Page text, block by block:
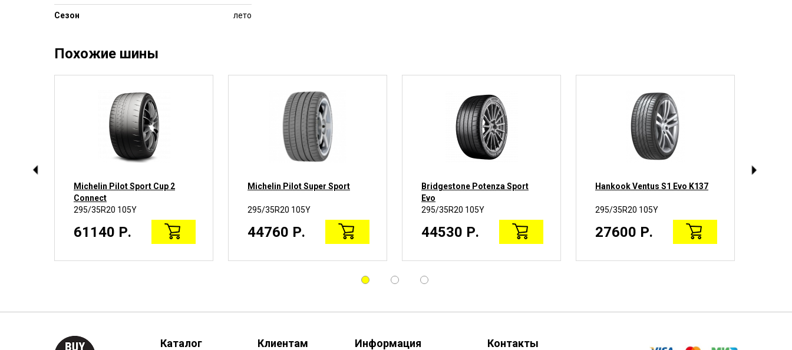
Сезон лето
Похожие шины
Michelin Pilot Sport Cup 2
Connect
295/35R20 105Y
61140 Р.
Michelin Pilot Super Sport
295/35R20 105Y
44760 Р.
Bridgestone Potenza Sport
Evo
295/35R20 105Y
44530 Р.
Hankook Ventus S1 Evo K137
295/35R20 105Y
27600 Р.
Каталог Клиентам Информация Контакты